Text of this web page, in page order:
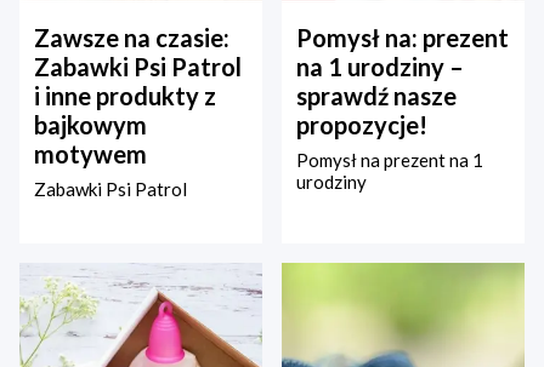
Zawsze na czasie:
Zabawki Psi Patrol
i inne produkty z
bajkowym
motywem
Zabawki Psi Patrol
Pomysł na: prezent
na 1 urodziny –
sprawdź nasze
propozycje!
Pomysł na prezent na 1
urodziny